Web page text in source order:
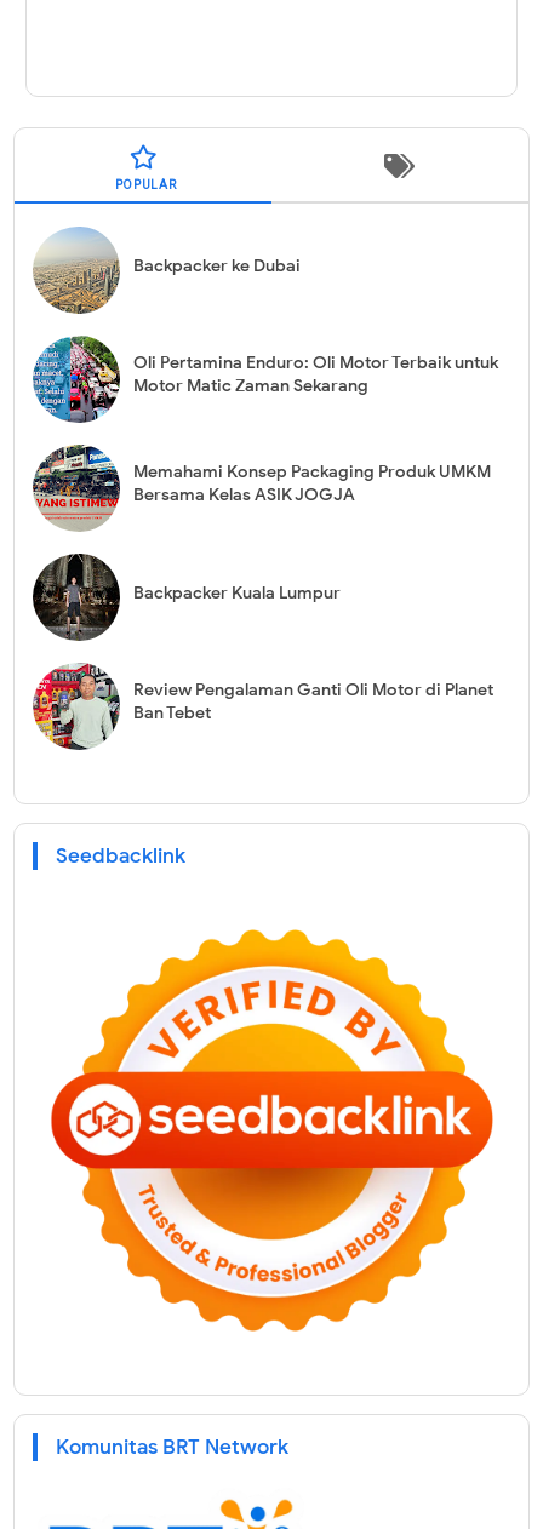
POPULAR
Backpacker ke Dubai
Oli Pertamina Enduro: Oli Motor Terbaik untuk
Motor Matic Zaman Sekarang
Memahami Konsep Packaging Produk UMKM
Bersama Kelas ASIK JOGJA
Backpacker Kuala Lumpur
Review Pengalaman Ganti Oli Motor di Planet
Ban Tebet
Seedbacklink
Komunitas BRT Network